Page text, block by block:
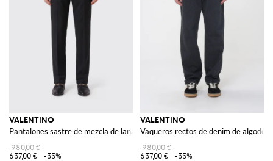
VALENTINO
Pantalones sastre de mezcla de lana
980,00 €
637,00 €
-35%
VALENTINO
Vaqueros rectos de denim de algodón
980,00 €
637,00 €
-35%